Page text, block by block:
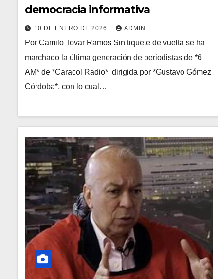
democracia informativa
10 DE ENERO DE 2026 ADMIN
Por Camilo Tovar Ramos Sin tiquete de vuelta se ha
marchado la última generación de periodistas de *6
AM* de *Caracol Radio*, dirigida por *Gustavo Gómez
Córdoba*, con lo cual…